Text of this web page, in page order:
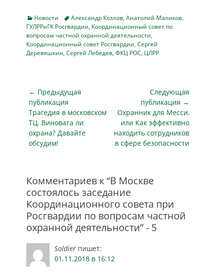
органов
внутренних дел,
федеральной
службы
безопасности и
осуществляющих
деятельность на
территории
республики. В
рамках заседания
были подведены…
Categories
Новости TagsАлександр Козлов, Анатолий Маликов,
ГУЛРРиГК Росгвардии, Координационный совет по
вопросам частной охранной деятельности,
Координационный совет Росгвардии, Сергей
Деревяшкин, Сергей Лебедев, ФКЦ РОС, ЦЛРР
Навигация
по
записям
← Предыдущая
публикация
Предыдущая
публикация
Трагедия в московском
ТЦ. Виновата ли
охрана? Давайте
обсудим!
Следующая
публикация →
Следующая
публикация
Охранник для Месси,
или Как эффективно
находить сотрудников
в сфере безопасности
Комментариев к “В Москве
состоялось заседание
Координационного совета при
Росгвардии по вопросам частной
охранной деятельности” - 5
Soldier пишет:
01.11.2018 в 16:12